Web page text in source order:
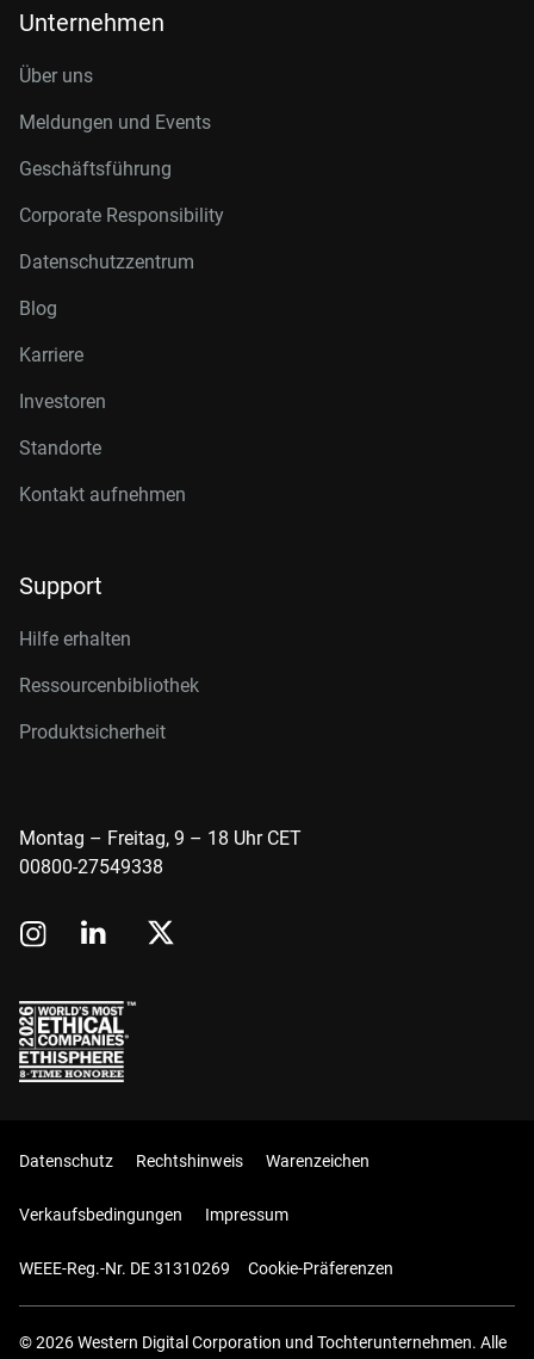
Unternehmen
Über uns
Meldungen und Events
Geschäftsführung
Corporate Responsibility
Datenschutzzentrum
Blog
Karriere
Investoren
Standorte
Kontakt aufnehmen
Support
Hilfe erhalten
Ressourcenbibliothek
Produktsicherheit
Montag – Freitag, 9 – 18 Uhr CET
00800-27549338
Datenschutz Rechtshinweis Warenzeichen
Verkaufsbedingungen Impressum
WEEE-Reg.-Nr. DE 31310269 Cookie-Präferenzen
© 2026 Western Digital Corporation und Tochterunternehmen. Alle